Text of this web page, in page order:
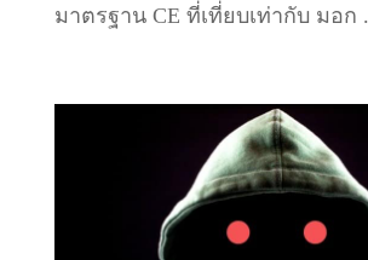
มาตรฐาน CE ที่เที่ยบเท่ากับ มอก .